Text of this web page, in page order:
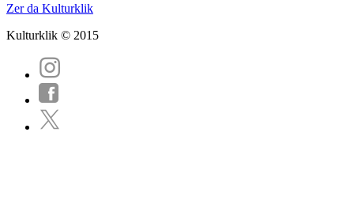
Zer da Kulturklik
Kulturklik © 2015